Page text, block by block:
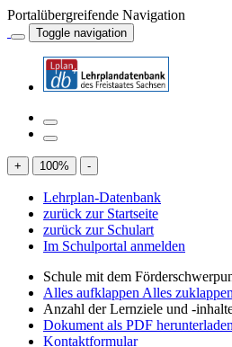
Portalübergreifende Navigation
Toggle navigation
+ 100% -
Lehrplan-Datenbank
zurück zur Startseite
zurück zur Schulart
Im Schulportal anmelden
Schule mit dem
Alles aufklappen Alles zuklappen
Anzahl der Lernziele und -
Dokument als PDF herunterladen
Kontaktformular